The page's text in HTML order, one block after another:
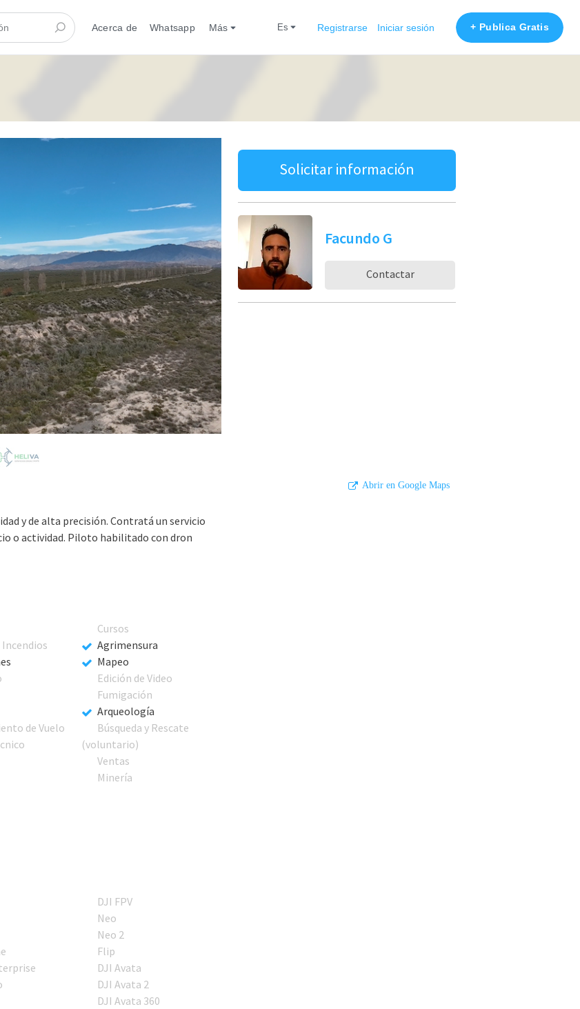
Acerca de Whatsapp Más es Registrarse Iniciar sesión + Publica Gratis
y de alta precisión. Contratá un servicio
o actividad. Piloto habilitado con dron
de Vuelo
Cursos
Agrimensura
Mapeo
Edición de Video
Fumigación
Arqueología
Búsqueda y Rescate
(voluntario)
Ventas
Minería
DJI FPV
Neo
Neo 2
Flip
DJI Avata
DJI Avata 2
DJI Avata 360
Solicitar información
Facundo G
Contactar
Abrir en Google Maps